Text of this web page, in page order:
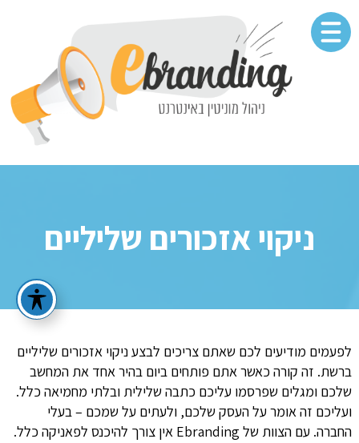
ניקוי אזכורים שליליים
לפעמים מודיעים לכם שאתם צריכים לבצע ניקוי אזכורים שליליים
ברשת. זה קורה כאשר אתם פותחים ביום בהיר אחד את המחשב
שלכם ומגלים שפרסמו עליכם כתבה שלילית ובלתי מחמיאה כלל.
ועליכם זה אומר על העסק שלכם, ולעתים על שמכם – בעלי
החברה. עם הצוות של Ebranding אין צורך להיכנס לפאניקה כלל.